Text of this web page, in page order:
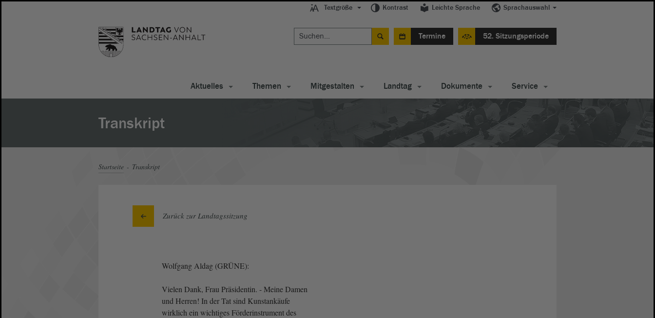
Textgröße Kontrast Leichte Sprache Sprachauswahl
Termine 52. Sitzungsperiode
Aktuelles Themen Mitgestalten Landtag Dokumente Service
Transkript
Startseite Transkript
Zurück zur Landtagssitzung
Wolfgang Aldag (GRÜNE):
Vielen Dank, Frau Präsidentin. - Meine Damen
und Herren! In der Tat sind Kunstankäufe
wirklich ein wichtiges Förderinstrument des